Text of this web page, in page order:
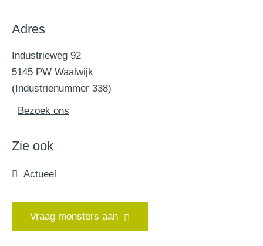
Adres
Industrieweg 92
5145 PW Waalwijk
(Industrienummer 338)
Bezoek ons
Zie ook
Actueel
Vraag monsters aan